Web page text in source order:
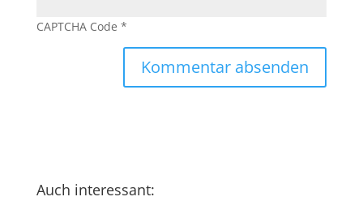
CAPTCHA Code *
Auch interessant: